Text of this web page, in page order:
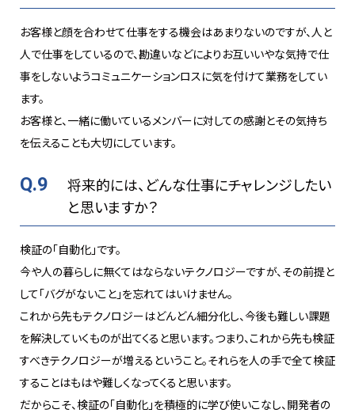
お客様と顔を合わせて仕事をする機会はあまりないのですが、人と
人で仕事をしているので、勘違いなどによりお互いいやな気持で仕
事をしないようコミュニケーションロスに気を付けて業務をしてい
ます。
お客様と、一緒に働いているメンバーに対しての感謝とその気持ち
を伝えることも大切にしています。
Q.9
将来的には、どんな仕事にチャレンジしたい
と思いますか？
検証の「自動化」です。
今や人の暮らしに無くてはならないテクノロジーですが、その前提と
して「バグがないこと」を忘れてはいけません。
これから先もテクノロジーはどんどん細分化し、今後も難しい課題
を解決していくものが出てくると思います。つまり、これから先も検証
すべきテクノロジーが増えるということ。それらを人の手で全て検証
することはもはや難しくなってくると思います。
だからこそ、検証の「自動化」を積極的に学び使いこなし、開発者の